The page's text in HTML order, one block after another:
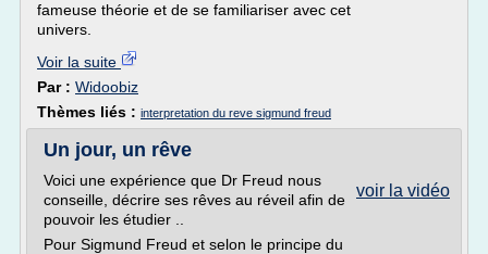
fameuse théorie et de se familiariser avec cet
univers.
Voir la suite
Par : Widoobiz
Thèmes liés : interpretation du reve sigmund freud
Un jour, un rêve
voir la vidéo
Voici une expérience que Dr Freud nous
conseille, décrire ses rêves au réveil afin de
pouvoir les étudier ..
Pour Sigmund Freud et selon le principe du